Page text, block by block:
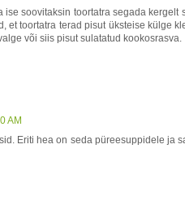
ise soovitaksin toortatra segada
et toortatra terad pisut üksteise külge
või siis pisut sulatatud kookosrasva.
AM
Eriti hea on seda püreesuppidele ja